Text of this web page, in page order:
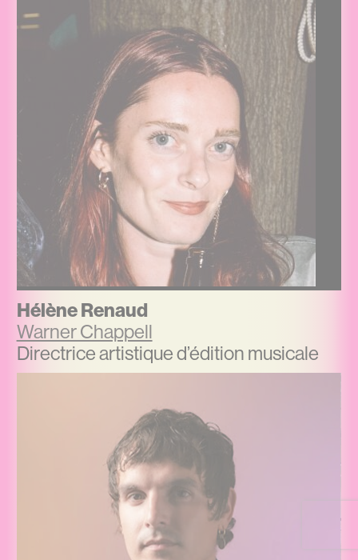
Hélène Renaud
Warner Chappell
Directrice artistique d’édition musicale